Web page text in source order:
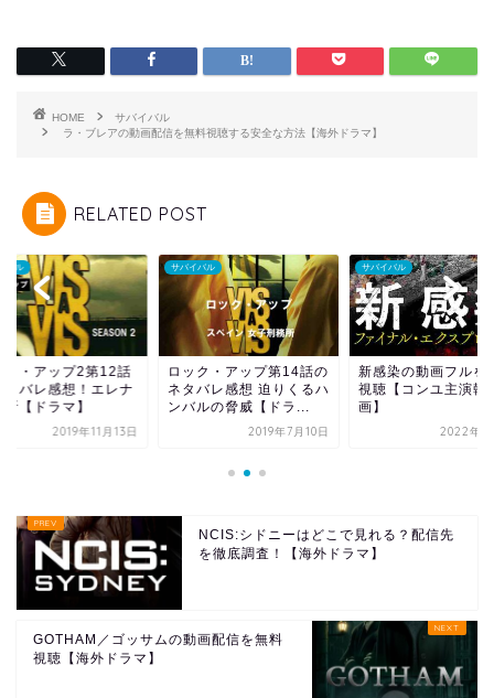
HOME
サバイバル
ラ・ブレアの動画配信を無料視聴する安全な方法【海外ドラマ】
RELATED POST
バル
ク・アップ2第12話
タバレ感想！エレナ
断【ドラマ】
2019年11月13日
サバイバル
ロック・アップ第14話の
ネタバレ感想 迫りくるハ
ンバルの脅威【ドラ...
2019年7月10日
サバイバル
新感染の動画フルを
視聴【コンユ主演韓
画】
2022年2
NCIS:シドニーはどこで見れる？配信先
を徹底調査！【海外ドラマ】
GOTHAM／ゴッサムの動画配信を無料
視聴【海外ドラマ】